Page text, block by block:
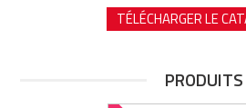
TÉLÉCHARGER LE
PRODUITS